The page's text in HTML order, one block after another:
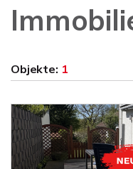
Objekte: 1